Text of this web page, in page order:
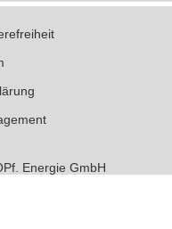
Energie GmbH